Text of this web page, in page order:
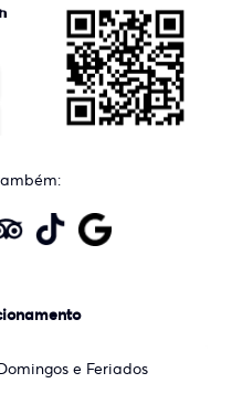
e Feriados